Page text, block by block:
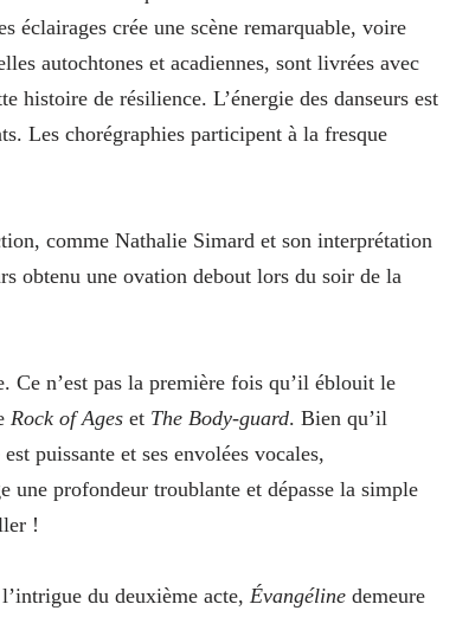
éclairages crée une scène remarquable, voire
autochtones et acadiennes, sont livrées avec
histoire de résilience. L’énergie des danseurs est
Les chorégraphies participent à la fresque
comme Nathalie Simard et son interprétation
obtenu une ovation debout lors du soir de la
Ce n’est pas la première fois qu’il éblouit le
Rock of Ages et The Body-guard. Bien qu’il
puissante et ses envolées vocales,
une profondeur troublante et dépasse la simple
!
du deuxième acte, Évangéline demeure